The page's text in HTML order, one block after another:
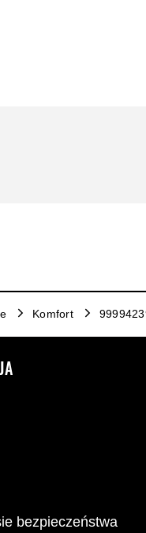
Komfort
bezpieczeństwa